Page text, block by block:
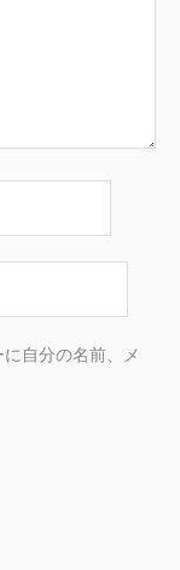
自分の名前、メ